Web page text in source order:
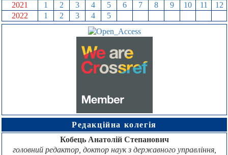
2021
1 2 3 4 5 6 7 8 9 10 11
12
2022
1 2 3 4 5
Редакційна колегія
Кобець Анатолій Степанович
головний редактор, доктор наук з державного управління,